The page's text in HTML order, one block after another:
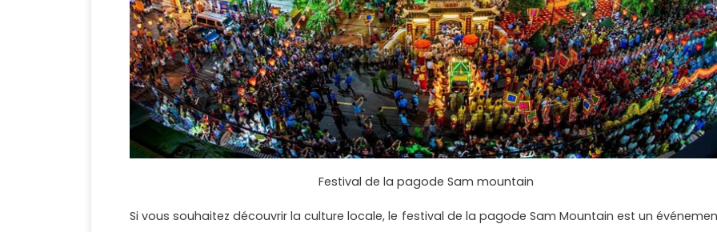
Festival de la pagode Sam mountain
Si vous souhaitez découvrir la culture locale, le festival de la pagode Sam Mountain est un